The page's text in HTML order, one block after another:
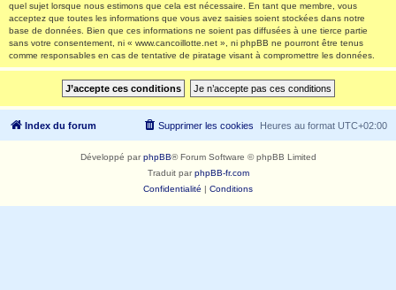
quel sujet lorsque nous estimons que cela est nécessaire. En tant que membre, vous
acceptez que toutes les informations que vous avez saisies soient stockées dans notre
base de données. Bien que ces informations ne soient pas diffusées à une tierce partie
sans votre consentement, ni « www.cancoillotte.net », ni phpBB ne pourront être tenus
comme responsables en cas de tentative de piratage visant à compromettre les données.
Index du forum Heures au format UTC+02:00
Supprimer les cookies
Développé parphpBB® Forum Software © phpBB Limited
Traduit parphpBB-fr.com
Confidentialité | Conditions